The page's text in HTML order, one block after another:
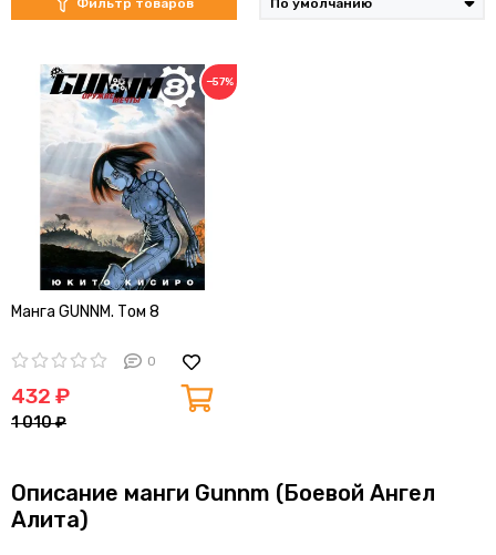
Фильтр товаров
−57%
Манга GUNNM. Том 8
0
432 ₽
1 010 ₽
Описание манги Gunnm (Боевой Ангел
Алита)